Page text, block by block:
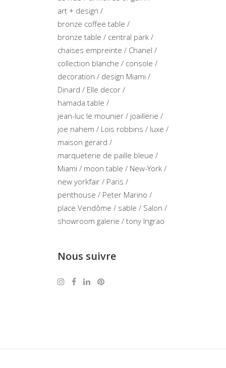
art + design
bronze coffee table
bronze table
central park
chaises empreinte
Chanel
collection blanche
console
decoration
design Miami
Dinard
Elle decor
hamada table
jean-luc le mounier
joaillerie
joe nahem
Lois robbins
luxe
maison gerard
marqueterie de paille bleue
Miami
moon table
New-York
new yorkfair
Paris
penthouse
Peter Marino
place Vendôme
sable
Salon
showroom galerie
tony Ingrao
Nous suivre